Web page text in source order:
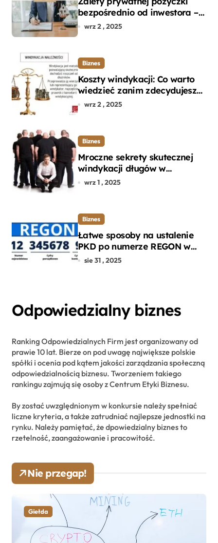
bezpośrednio od inwestora –
dlaczego warto?
wrz 2 , 2025
Biznes
Koszty windykacji: Co warto
wiedzieć zanim zdecydujesz
się na odzyskanie długu?
wrz 2 , 2025
Biznes
Mroczne sekrety skutecznej
windykacji długów w
departamencie windykacji
wrz 1 , 2025
Biznes
Łatwe sposoby na ustalenie
PKD po numerze REGON w
kilku prostych krokach
sie 31 , 2025
Odpowiedzialny biznes
Ranking Odpowiedzialnych Firm jest organizowany od
prawie 10 lat. Bierze on pod uwagę największe polskie
spółki i ocenia pod kątem jakości zarządzania społeczną
odpowiedzialnością biznesu. Tworzeniem takiego
rankingu zajmują się osoby z Centrum Etyki Biznesu.
By zostać uwzględnionym w konkursie należy spełniać
liczne kryteria, a także zatrudniać najlepsze jednostki na
rynku. Należy pamiętać, że dpowiedzialny biznes to
rzetelność, zaangażowanie i pracowitość.
Nie przegap!
Giełda